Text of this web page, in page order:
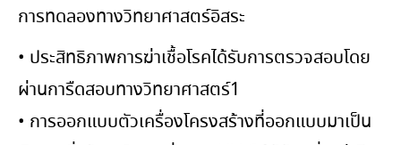
การทดลองทางวิทยาศาสตร์อิสระ
• ประสิทธิภาพการฆ่าเชื้อโรคได้รับการตรวจสอบโดย
ผ่านการืดสอบทางวิทยาศาสตร์1
• การออกแบบตัวเครื่องโครงสร้างที่ออกแบบมาเป็น